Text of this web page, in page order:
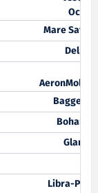
Ocean
Mare Safety
Delitek
AeronMollier
Baggerød
Bohamet
Glamox
Libra-Plast